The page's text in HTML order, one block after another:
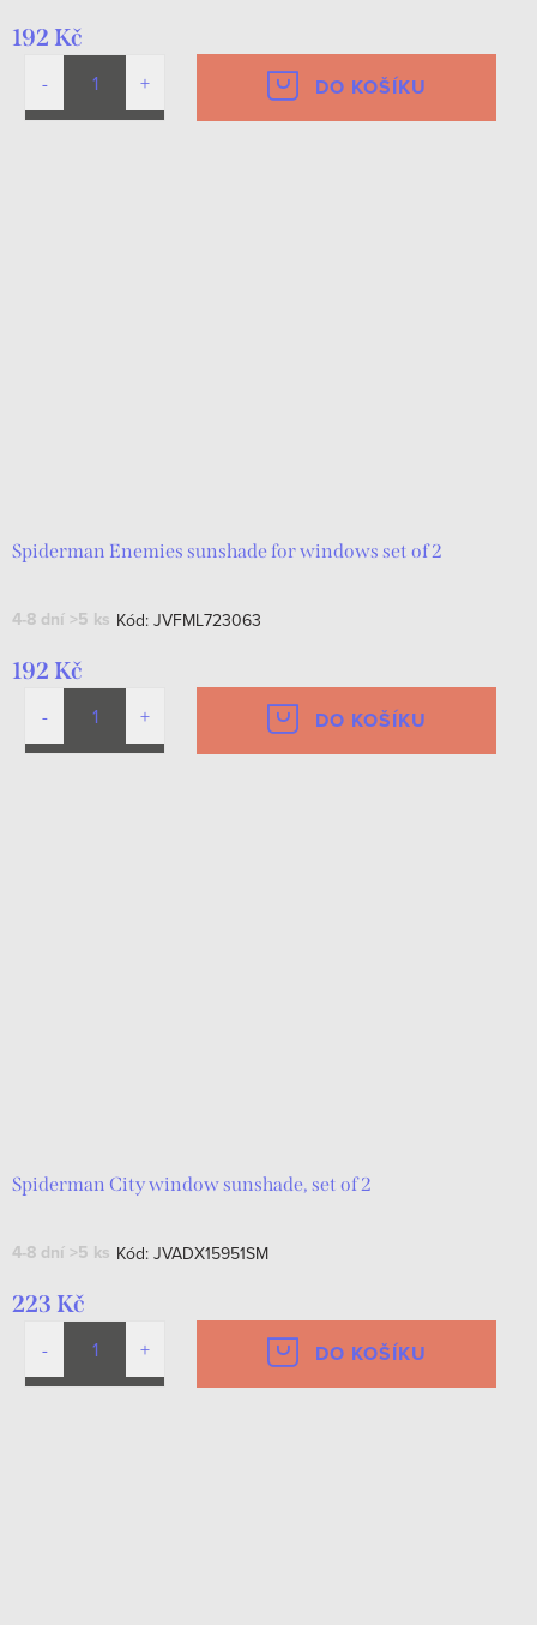
192 Kč
DO KOŠÍKU
Spiderman Enemies sunshade for windows set of 2
4-8 dní >5 ks Kód: JVFML723063
192 Kč
DO KOŠÍKU
Spiderman City window sunshade, set of 2
4-8 dní >5 ks Kód: JVADX15951SM
223 Kč
DO KOŠÍKU